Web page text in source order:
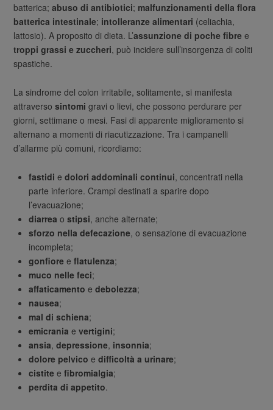
batterica;abuso di antibiotici; malfunzionamenti della flora
batterica intestinale; intolleranze alimentari (celiachia,
lattosio). A proposito di dieta. L’assunzione di poche fibree
troppi grassi e zuccheri, può incidere sull’insorgenza di coliti
spastiche.
La sindrome del colon irritabile, solitamente, si manifesta
attraversosintomi gravi o lievi, che possono perdurare per
giorni, settimane o mesi. Fasi di apparente miglioramento si
alternano a momenti di riacutizzazione. Tra i campanelli
d’allarme più comuni, ricordiamo:
fastidi edolori addominali continui, concentrati nella
parte inferiore. Crampi destinati a sparire dopo
l’evacuazione;
diarrea ostipsi, anche alternate;
sforzo nella defecazione, o sensazione di evacuazione
incompleta;
gonfiore eflatulenza;
muco nelle feci;
affaticamento edebolezza;
nausea;
mal di schiena;
emicrania evertigini;
ansia,depressione, insonnia;
dolore pelvico edifficoltà a urinare;
cistite efibromialgia;
perdita di appetito.